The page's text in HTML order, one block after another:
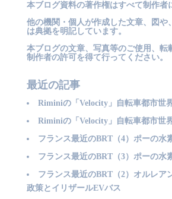
本ブログ資料の著作権はすべて制作者
他の機関・個人が作成した文章、図や
は典拠を明記しています。
本ブログの文章、写真等のご使用、転
制作者の許可を得て行ってください。
最近の記事
Riminiの「Velocity」自転車都市世
Riminiの「Velocity」自転車都市世
フランス最近のBRT（4）ポーの水
フランス最近のBRT（3）ポーの水
フランス最近のBRT（2）オルレア
政策とイリザールEVバス